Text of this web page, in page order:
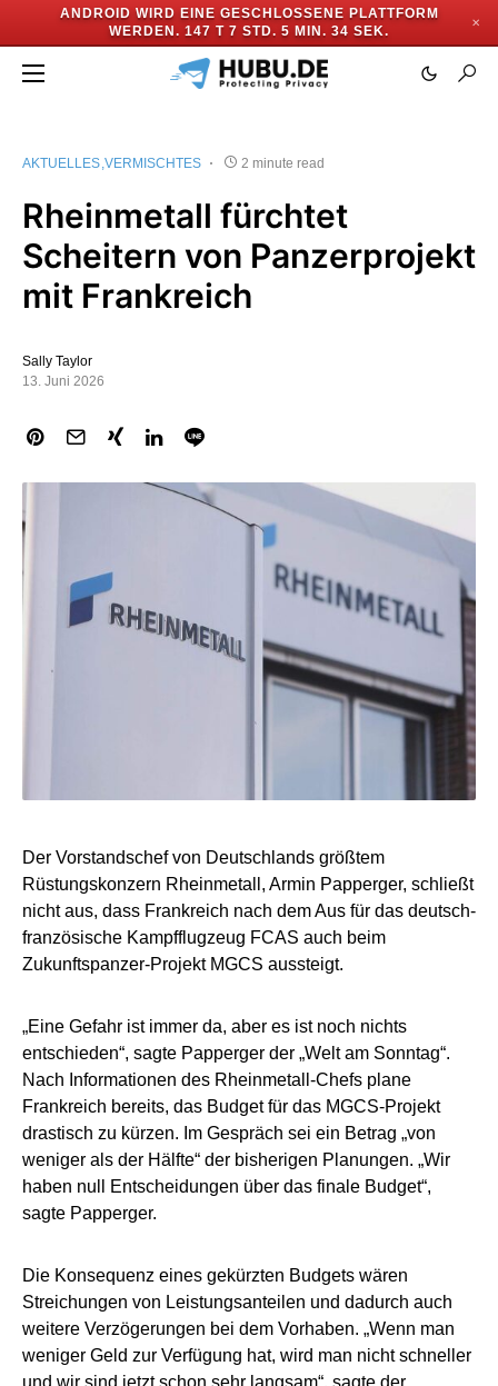
ANDROID WIRD EINE GESCHLOSSENE PLATTFORM
WERDEN. 147 T 7 STD. 5 MIN. 33 SEK.
✕
AKTUELLES VERMISCHTES 2 minute read
Rheinmetall fürchtet
Scheitern von Panzerprojekt
mit Frankreich
Sally Taylor
13. Juni 2026
Der Vorstandschef von Deutschlands größtem
Rüstungskonzern Rheinmetall, Armin Papperger, schließt
nicht aus, dass Frankreich nach dem Aus für das deutsch-
französische Kampfflugzeug FCAS auch beim
Zukunftspanzer-Projekt MGCS aussteigt.
„Eine Gefahr ist immer da, aber es ist noch nichts
entschieden“, sagte Papperger der „Welt am Sonntag“.
Nach Informationen des Rheinmetall-Chefs plane
Frankreich bereits, das Budget für das MGCS-Projekt
drastisch zu kürzen. Im Gespräch sei ein Betrag „von
weniger als der Hälfte“ der bisherigen Planungen. „Wir
haben null Entscheidungen über das finale Budget“,
sagte Papperger.
Die Konsequenz eines gekürzten Budgets wären
Streichungen von Leistungsanteilen und dadurch auch
weitere Verzögerungen bei dem Vorhaben. „Wenn man
weniger Geld zur Verfügung hat, wird man nicht schneller
und wir sind jetzt schon sehr langsam“, sagte der